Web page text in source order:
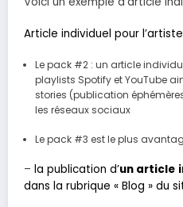
Article individuel pour l’artiste
Le pack #2 : un article
playlists Spotify et YouTube
stories (publication
les réseaux sociaux
Le pack #3 est le plus
– la publication d’un article
dans la rubrique « Blog » du